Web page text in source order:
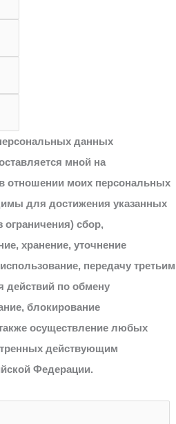
данных
мной на
отношении моих персональных
для достижения указанных
сбор,
хранение, уточнение
передачу третьим
действий по обмену
блокирование
осуществление любых
действующим
Федерации.